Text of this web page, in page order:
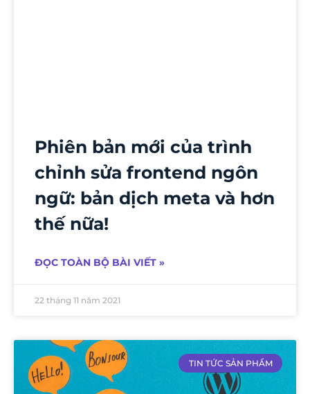
Phiên bản mới của trình
chỉnh sửa frontend ngôn
ngữ: bản dịch meta và hơn
thế nữa!
ĐỌC TOÀN BỘ BÀI VIẾT »
22 tháng 11 năm 2021
TIN TỨC SẢN PHẨM